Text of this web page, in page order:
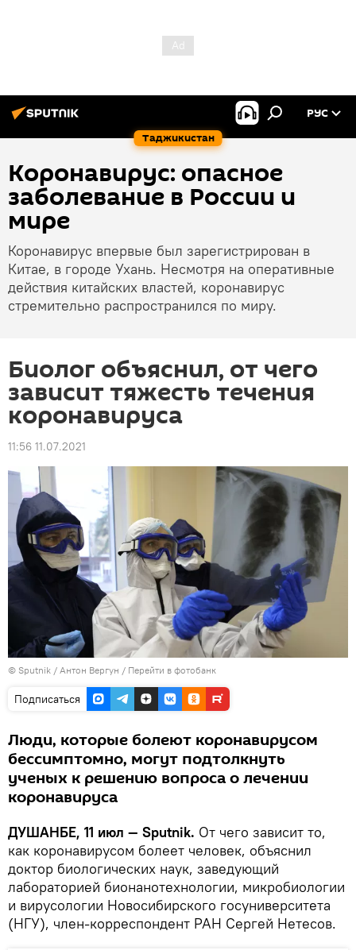
Таджикистан
РУС
Коронавирус: опасное
заболевание в России и
мире
Коронавирус впервые был зарегистрирован в
Китае, в городе Ухань. Несмотря на оперативные
действия китайских властей, коронавирус
стремительно распространился по миру.
Биолог объяснил, от чего
зависит тяжесть течения
коронавируса
11:56 11.07.2021
© Sputnik / Антон Вергун / Перейти в фотобанк
Подписаться
Люди, которые болеют коронавирусом
бессимптомно, могут подтолкнуть
ученых к решению вопроса о лечении
коронавируса
ДУШАНБЕ, 11 июл — Sputnik. От чего зависит то,
как коронавирусом болеет человек, объяснил
доктор биологических наук, заведующий
лабораторией бионанотехнологии, микробиологии
и вирусологии Новосибирского госуниверситета
(НГУ), член-корреспондент РАН Сергей Нетесов.